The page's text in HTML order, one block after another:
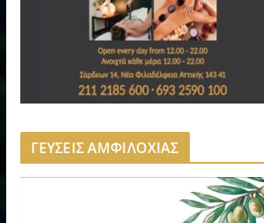
ΓΕΥΣΕΙΣ ΑΜΦΙΛΟΧΙΑΣ